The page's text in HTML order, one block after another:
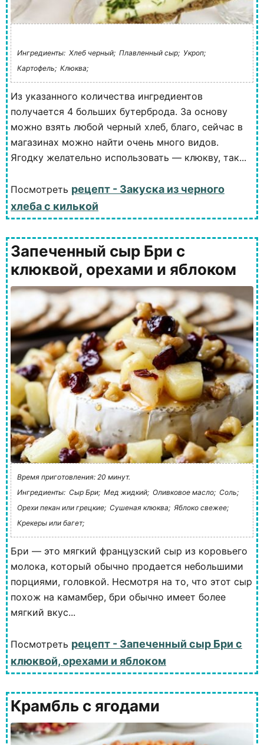
Ингредиенты: Хлеб черный; Плавленный сыр; Укроп;
Картофель; Клюква;
Из указанного количества ингредиентов
получается 4 больших бутерброда. За основу
можно взять любой черный хлеб, благо, сейчас в
магазинах можно найти очень много видов.
Ягодку желательно использовать — клюкву, так...
Посмотреть рецепт - Закуска из черного
хлеба с килькой
Запеченный сыр Бри с
клюквой, орехами и яблоком
Время приготовления: 20 минут.
Ингредиенты: Сыр Бри; Мед жидкий; Оливковое масло; Соль;
Орехи пекан или грецкие; Сушеная клюква; Яблоко свежее;
Крекеры или багет;
Бри — это мягкий французский сыр из коровьего
молока, который обычно продается небольшими
порциями, головкой. Несмотря на то, что этот сыр
похож на камамбер, бри обычно имеет более
мягкий вкус...
Посмотреть рецепт - Запеченный сыр Бри с
клюквой, орехами и яблоком
Крамбль с ягодами